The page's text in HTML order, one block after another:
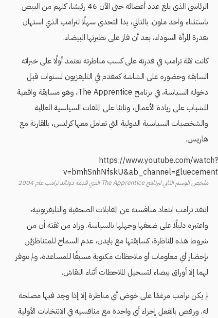
الرئاسي الذي بلغ عدد أعضائه حتى الآن 46 رئيسًا، كلهم من البيض
باستثناء واحد ملون. بالتالي، بدا التحدي سهلًا لترامب الذي استهان
بقدرة المرأة السوداء، بعد أن فاز على نظيرتها البيضاء.
كانت ثقة ترامب في قدرته على كسب مناظرته تعتمد أولًا على خبراته
السابقة وحضوره على الشاشة كمقدم في التليفزيون لسنوات قبل
دخوله السياسة، في برنامج The Apprentice، وهو مسابقة واقعية
للشباب على ريادة الأعمال، وثانيًا على الملفات السياسية العالمية
والشخصيات السياسية الدولية التي تعامل معها كرئيس، بالمقارنة مع
هاريس.
https://www.youtube.com/watch?
v=bmhSnhNfskU&ab_channel=gluecement
ملخص الموسم الثاني لبرنامج The Apprentice الذي قدمه دونالد ترامب عام 2004
انتقد ترامب ابتعاد منافسته عن المقابلات الصحفية والتليفزيونية،
واعتبره دليلًا على ضعفها وجهلها بالسياسة. وزاد من ثقته أن من
شروط هذه المناظرة، كسابقتها مع بايدن، عدم السماح للمتناظرَيْن
بإحضار أي معلومات أو ملاحظات مكتوبة مسبقًا للمساعدة، ولم تتوفر
لهما إلا أوراق بيضاء لتسجيل الملاحظات أثناء النقاش.
لم يكن ترامب مرغمًا على خوض أي مناظرة إلا إذا وجد فيها مصلحة
له. ورفض بالفعل إجراء أي واحدة مع منافسيه في الانتخابات الأولية